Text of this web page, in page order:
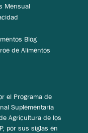
Mensual
Blog
de Alimentos
el Programa de
Suplementaria
Agricultura de los
por sus siglas en